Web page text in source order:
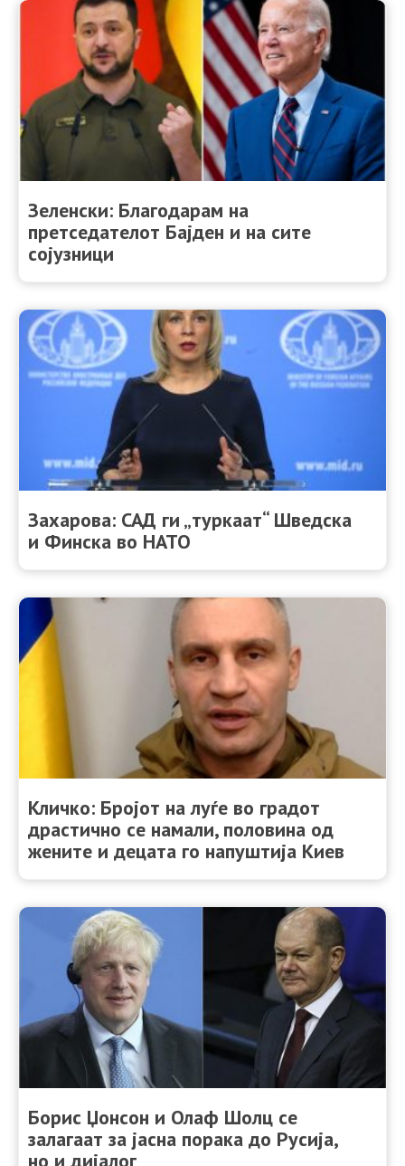
Зеленски: Благодарам на
претседателот Бајден и на сите
сојузници
Захарова: САД ги „туркаат“ Шведска
и Финска во НАТО
Кличко: Бројот на луѓе во градот
драстично се намали, половина од
жените и децата го напуштија Киев
Борис Џонсон и Олаф Шолц се
залагаат за јасна порака до Русија,
но и дијалог